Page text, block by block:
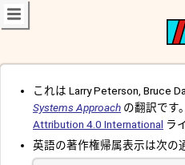
これは Larry Peterson, Bruce
Systems Approach の翻訳です
Attribution 4.0 International ラ
英語の著作権帰属表示は次の